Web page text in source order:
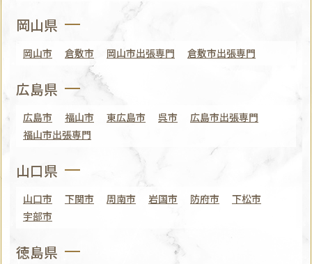
岡山県
岡山市 倉敷市 岡山市出張専門 倉敷市出張専門
広島県
広島市 福山市 東広島市 呉市
広島市出張専門
福山市出張専門
山口県
山口市 下関市 周南市 岩国市 防府市
下松市
宇部市
徳島県